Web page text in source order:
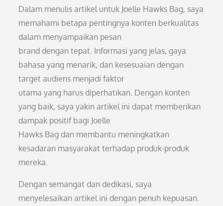
Dalam menulis artikel untuk Joelle Hawks Bag, saya
memahami betapa pentingnya konten berkualitas
dalam menyampaikan pesan
brand dengan tepat. Informasi yang jelas, gaya
bahasa yang menarik, dan kesesuaian dengan
target audiens menjadi faktor
utama yang harus diperhatikan. Dengan konten
yang baik, saya yakin artikel ini dapat memberikan
dampak positif bagi Joelle
Hawks Bag dan membantu meningkatkan
kesadaran masyarakat terhadap produk-produk
mereka.
Dengan semangat dan dedikasi, saya
menyelesaikan artikel ini dengan penuh kepuasan.